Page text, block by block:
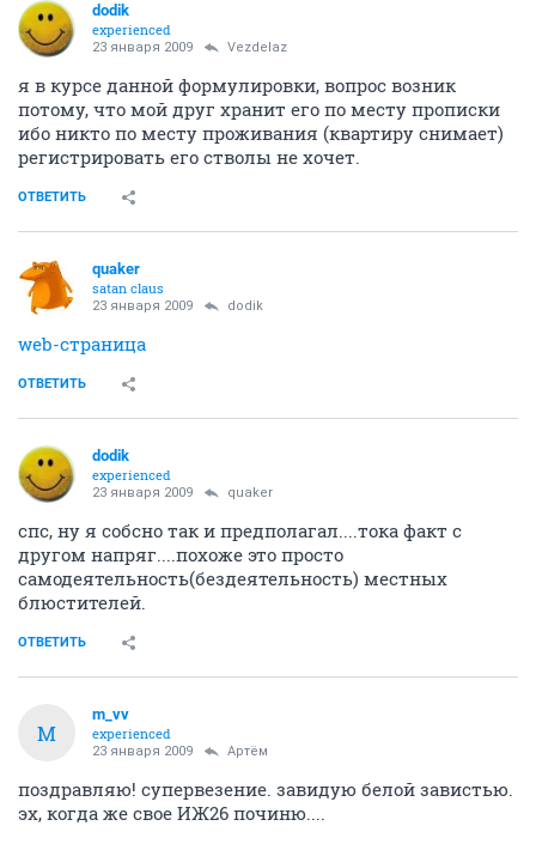
dodik
experienced
23 января 2009 Vezdelaz
я в курсе данной формулировки, вопрос возник
потому, что мой друг хранит его по месту прописки
ибо никто по месту проживания (квартиру снимает)
регистрировать его стволы не хочет.
ОТВЕТИТЬ
quaker
satan claus
23 января 2009 dodik
web-страница
ОТВЕТИТЬ
dodik
experienced
23 января 2009 quaker
спс, ну я собсно так и предполагал....тока факт с
другом напряг....похоже это просто
самодеятельность(бездеятельность) местных
блюстителей.
ОТВЕТИТЬ
M
m_vv
experienced
23 января 2009 Артём
поздравляю! супервезение. завидую белой завистью.
эх, когда же свое ИЖ26 починю....